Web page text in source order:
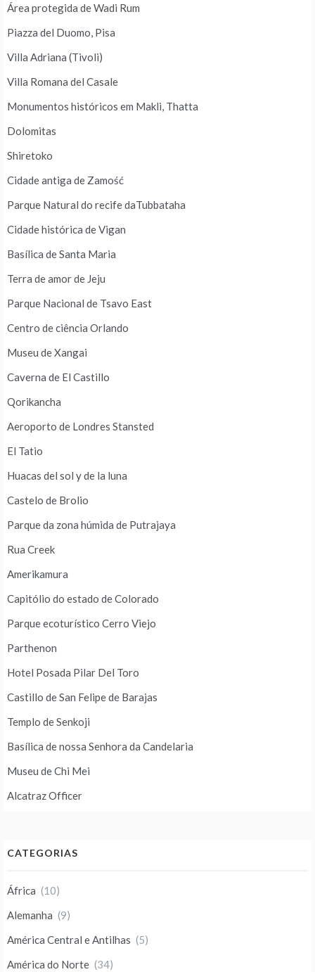
Área protegida de Wadi Rum
Piazza del Duomo, Pisa
Villa Adriana (Tivoli)
Villa Romana del Casale
Monumentos históricos em Makli, Thatta
Dolomitas
Shiretoko
Cidade antiga de Zamość
Parque Natural do recife daTubbataha
Cidade histórica de Vigan
Basílica de Santa Maria
Terra de amor de Jeju
Parque Nacional de Tsavo East
Centro de ciência Orlando
Museu de Xangai
Caverna de El Castillo
Qorikancha
Aeroporto de Londres Stansted
El Tatio
Huacas del sol y de la luna
Castelo de Brolio
Parque da zona húmida de Putrajaya
Rua Creek
Amerikamura
Capitólio do estado de Colorado
Parque ecoturístico Cerro Viejo
Parthenon
Hotel Posada Pilar Del Toro
Castillo de San Felipe de Barajas
Templo de Senkoji
Basílica de nossa Senhora da Candelaria
Museu de Chi Mei
Alcatraz Officer
CATEGORIAS
África (10)
Alemanha (9)
América Central e Antilhas (5)
América do Norte (34)